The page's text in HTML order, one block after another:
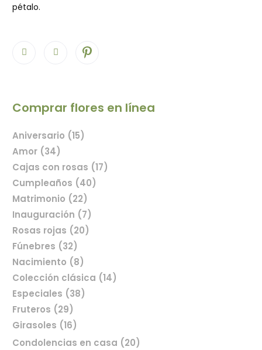
pétalo.
Comprar flores en línea
Aniversario (15)
Amor (34)
Cajas con rosas (17)
Cumpleaños (40)
Matrimonio (22)
Inauguración (7)
Rosas rojas (20)
Fúnebres (32)
Nacimiento (8)
Colección clásica (14)
Especiales (38)
Fruteros (29)
Girasoles (16)
Condolencias en casa (20)